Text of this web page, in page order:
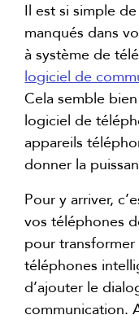
Il est si simple
manqués dans
à système de
logiciel de
Cela semble
logiciel de
appareils
donner la
Pour y arriver,
vos téléphones
pour
téléphones
d’ajouter le
communication.